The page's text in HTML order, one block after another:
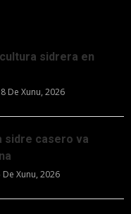
cultura sidrera en
De Xunu, 2026
sidre casero va
De Xunu, 2026